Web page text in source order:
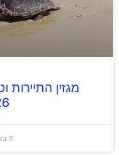
מגזין התיירות
6 באוגוסט 2026